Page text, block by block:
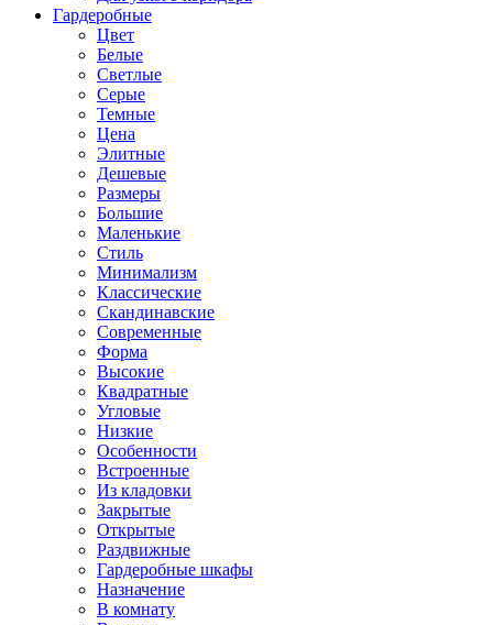
Гардеробные
Цвет
Белые
Светлые
Серые
Темные
Цена
Элитные
Дешевые
Размеры
Большие
Маленькие
Стиль
Минимализм
Классические
Скандинавские
Современные
Форма
Высокие
Квадратные
Угловые
Низкие
Особенности
Встроенные
Из кладовки
Закрытые
Открытые
Раздвижные
Гардеробные шкафы
Назначение
В комнату